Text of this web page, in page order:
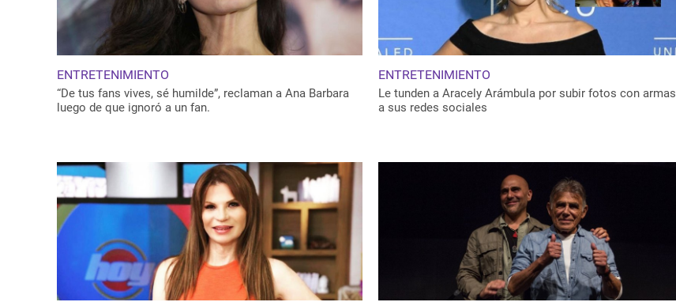
ENTRETENIMIENTO
“De tus fans vives, sé humilde”, reclaman a Ana Barbara
luego de que ignoró a un fan.
ENTRETENIMIENTO
Le tunden a Aracely Arámbula por subir fotos con armas
a sus redes sociales